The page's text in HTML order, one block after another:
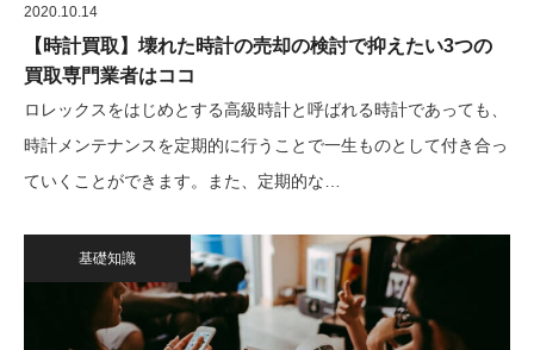
2020.10.14
【時計買取】壊れた時計の売却の検討で抑えたい3つの
買取専門業者はココ
ロレックスをはじめとする高級時計と呼ばれる時計であっても、
時計メンテナンスを定期的に行うことで一生ものとして付き合っ
ていくことができます。また、定期的な…
基礎知識